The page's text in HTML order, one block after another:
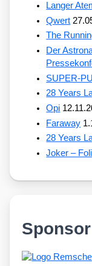
Langer
Qwert
The
Der
SUPER-
28 Years
Opi
Faraway
28 Years
Joker –
Sponsor